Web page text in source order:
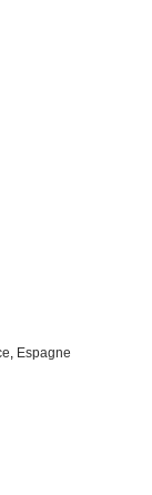
Espagne